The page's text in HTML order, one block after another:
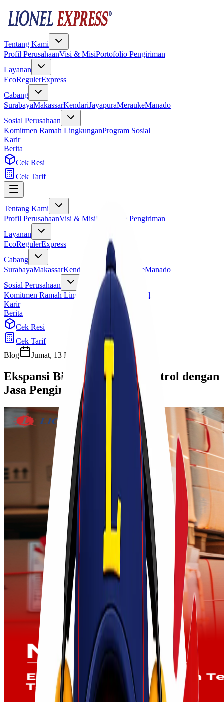
Tentang Kami
Profil PerusahaanVisi & MisiPortofolio Pengiriman
Layanan
EcoRegulerExpress
Cabang
SurabayaMakassarKendariJayapuraMeraukeManado
Sosial Perusahaan
Komitmen Ramah LingkunganProgram Sosial
Karir
Berita
Cek Resi
Cek Tarif
Tentang Kami
Profil PerusahaanVisi & MisiPortofolio Pengiriman
Layanan
EcoRegulerExpress
Cabang
SurabayaMakassarKendari Jayapura MeraukeManado
Sosial Perusahaan
Komitmen Ramah Lingkungan
Program Sosial
Karir
Berita
Cek Resi
Cek Tarif
Blog
Jumat, 13 Februari 2026 Cherryn
Ekspansi Bisnis Makin Terkontrol dengan
Jasa Pengiriman Tepat